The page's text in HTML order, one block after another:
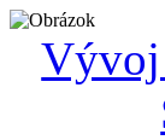
Vývoj